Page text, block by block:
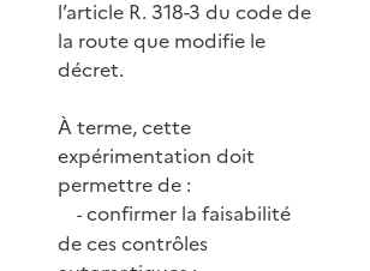
l’article R. 318-3 du code de
la route que modifie le
décret.
À terme, cette
expérimentation doit
permettre de :
-confirmer la faisabilité
de ces contrôles